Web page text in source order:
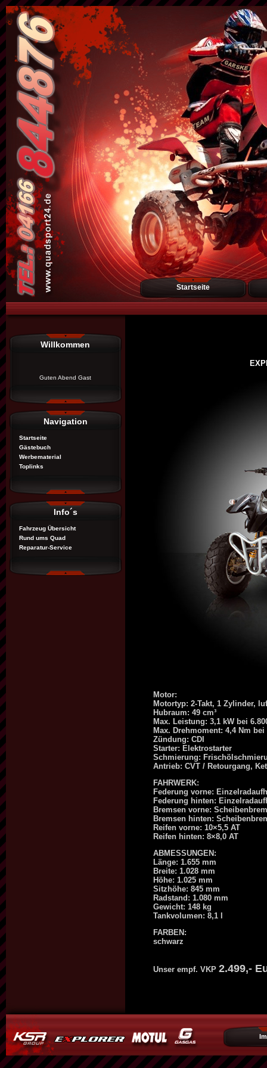
Startseite
Willkommen
Guten Abend Gast
Navigation
Startseite
Gästebuch
Werbematerial
Toplinks
Info´s
Fahrzeug Übersicht
Rund ums Quad
Reparatur-Service
Motor:
Motortyp: 2-Takt, 1 Zylinder,
Hubraum: 49 cm³
Max. Leistung: 3,1 kW bei
Max. Drehmoment: 4,4 Nm
Zündung: CDI
Starter: Elektrostarter
Schmierung:
Antrieb: CVT / Retourgang,
FAHRWERK:
Federung vorne:
Federung hinten:
Bremsen vorne:
Bremsen hinten:
Reifen vorne: 10×5,5 AT
Reifen hinten: 8×8,0 AT
ABMESSUNGEN:
Länge: 1.655 mm
Breite: 1.028 mm
Höhe: 1.025 mm
Sitzhöhe: 845 mm
Radstand: 1.080 mm
Gewicht: 148 kg
Tankvolumen: 8,1 l
FARBEN:
schwarz
Unser empf. VKP 2.499,-